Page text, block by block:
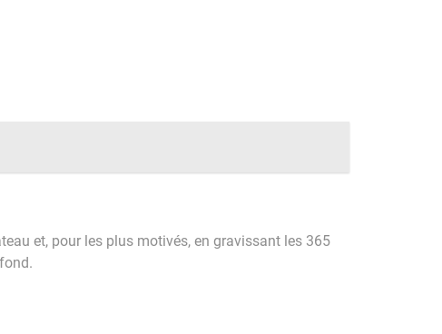
et, pour les plus motivés, en gravissant les 365